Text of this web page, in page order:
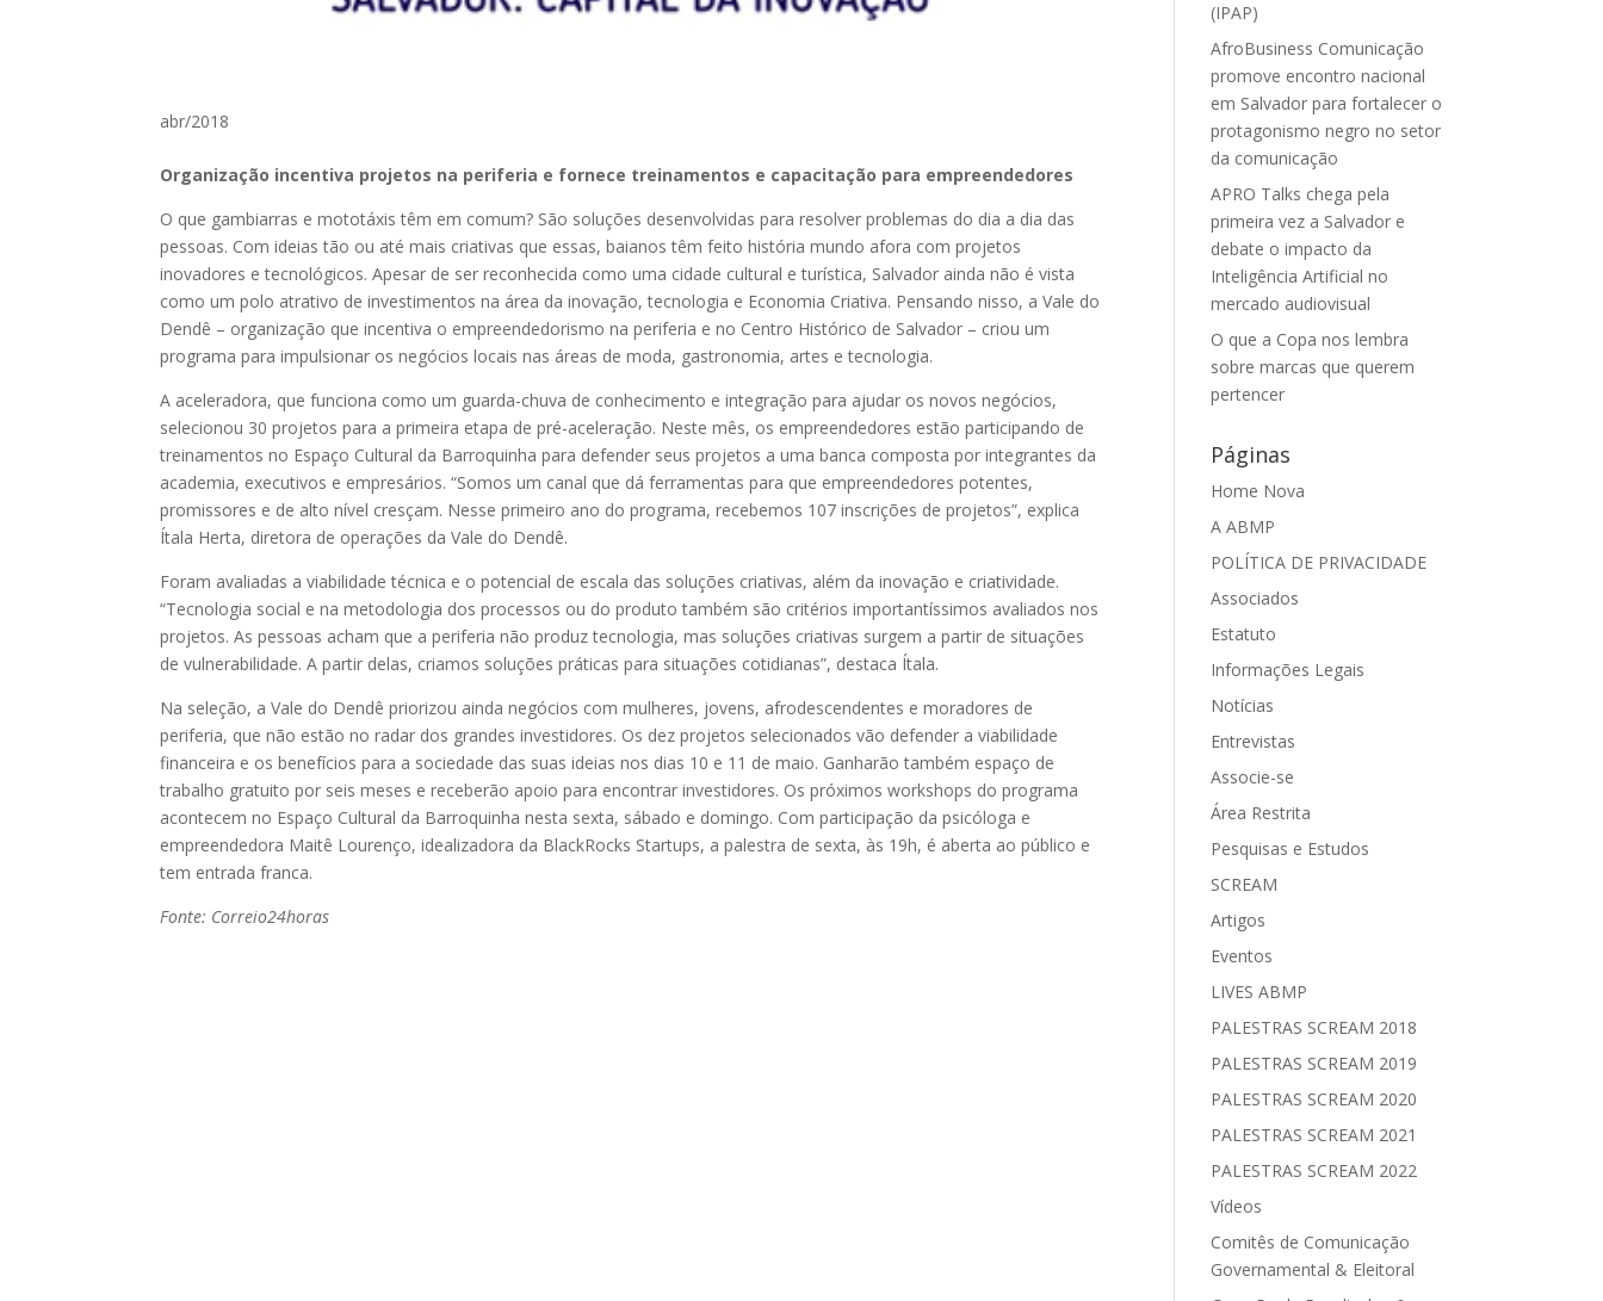
abr/2018
Organização incentiva projetos na periferia e fornece treinamentos e capacitação para empreendedores
O que gambiarras e mototáxis têm em comum? São soluções desenvolvidas para resolver problemas do dia a dia das
pessoas. Com ideias tão ou até mais criativas que essas, baianos têm feito história mundo afora com projetos
inovadores e tecnológicos. Apesar de ser reconhecida como uma cidade cultural e turística, Salvador ainda não é vista
como um polo atrativo de investimentos na área da inovação, tecnologia e Economia Criativa. Pensando nisso, a Vale do
Dendê – organização que incentiva o empreendedorismo na periferia e no Centro Histórico de Salvador – criou um
programa para impulsionar os negócios locais nas áreas de moda, gastronomia, artes e tecnologia.
A aceleradora, que funciona como um guarda-chuva de conhecimento e integração para ajudar os novos negócios,
selecionou 30 projetos para a primeira etapa de pré-aceleração. Neste mês, os empreendedores estão participando de
treinamentos no Espaço Cultural da Barroquinha para defender seus projetos a uma banca composta por integrantes da
academia, executivos e empresários. “Somos um canal que dá ferramentas para que empreendedores potentes,
promissores e de alto nível cresçam. Nesse primeiro ano do programa, recebemos 107 inscrições de projetos”, explica
Ítala Herta, diretora de operações da Vale do Dendê.
Foram avaliadas a viabilidade técnica e o potencial de escala das soluções criativas, além da inovação e criatividade.
“Tecnologia social e na metodologia dos processos ou do produto também são critérios importantíssimos avaliados nos
projetos. As pessoas acham que a periferia não produz tecnologia, mas soluções criativas surgem a partir de situações
de vulnerabilidade. A partir delas, criamos soluções práticas para situações cotidianas”, destaca Ítala.
Na seleção, a Vale do Dendê priorizou ainda negócios com mulheres, jovens, afrodescendentes e moradores de
periferia, que não estão no radar dos grandes investidores. Os dez projetos selecionados vão defender a viabilidade
financeira e os benefícios para a sociedade das suas ideias nos dias 10 e 11 de maio. Ganharão também espaço de
trabalho gratuito por seis meses e receberão apoio para encontrar investidores. Os próximos workshops do programa
acontecem no Espaço Cultural da Barroquinha nesta sexta, sábado e domingo. Com participação da psicóloga e
empreendedora Maitê Lourenço, idealizadora da BlackRocks Startups, a palestra de sexta, às 19h, é aberta ao público e
tem entrada franca.
Fonte: Correio24horas
(IPAP)
AfroBusiness Comunicação
promove encontro nacional
em Salvador para fortalecer o
protagonismo negro no setor
da comunicação
APRO Talks chega pela
primeira vez a Salvador e
debate o impacto da
Inteligência Artificial no
mercado audiovisual
O que a Copa nos lembra
sobre marcas que querem
pertencer
Páginas
Home Nova
A ABMP
POLÍTICA DE PRIVACIDADE
Associados
Estatuto
Informações Legais
Notícias
Entrevistas
Associe-se
Área Restrita
Pesquisas e Estudos
SCREAM
Artigos
Eventos
LIVES ABMP
PALESTRAS SCREAM 2018
PALESTRAS SCREAM 2019
PALESTRAS SCREAM 2020
PALESTRAS SCREAM 2021
PALESTRAS SCREAM 2022
Vídeos
Comitês de Comunicação
Governamental & Eleitoral